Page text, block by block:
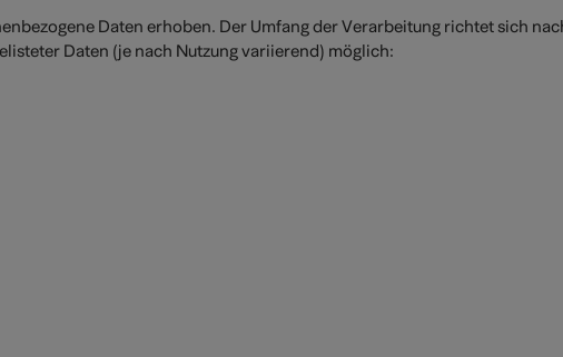
Daten erhoben. Der Umfang der Verarbeitung richtet sich
Daten (je nach Nutzung variierend) möglich: